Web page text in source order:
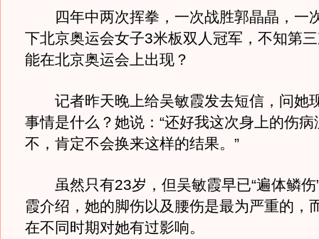
四年中两次挥拳，一次战胜郭晶晶，一
下北京奥运会女子3米板双人冠军，不知第
能在北京奥运会上出现？
记者昨天晚上给吴敏霞发去短信，问她
事情是什么？她说：“还好我这次身上的伤
不，肯定不会换来这样的结果。”
虽然只有23岁，但吴敏霞早已“遍体鳞伤
霞介绍，她的脚伤以及腰伤是最为严重的，
在不同时期对她有过影响。